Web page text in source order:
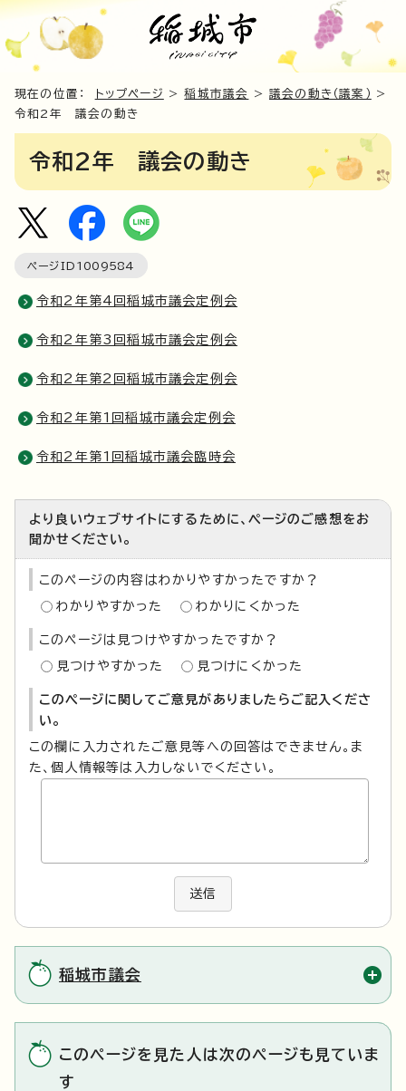
現在の位置： トップページ >稲城市議会 >議会の動き（議案）
>
令和2年 議会の動き
令和2年 議会の動き
ページID 1009584
令和2年第4回稲城市議会定例会
令和2年第3回稲城市議会定例会
令和2年第2回稲城市議会定例会
令和2年第1回稲城市議会定例会
令和2年第1回稲城市議会臨時会
より良いウェブサイトにするために、ページのご感想をお
聞かせください。
このページの内容はわかりやすかったですか？
わかりやすかった わかりにくかった
このページは見つけやすかったですか？
見つけやすかった 見つけにくかった
このページに関してご意見がありましたらご記入くださ
い。
この欄に入力されたご意見等への回答はできません。ま
た、個人情報等は入力しないでください。
送信
稲城市議会
このページを見た人は次のページも見ていま
す